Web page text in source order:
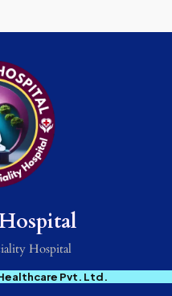
Hospital
Pvt. Ltd.